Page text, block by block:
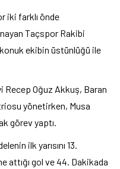
iki farklı önde
Taçspor Rakibi
ekibin üstünlüğü ile
Recep Oğuz Akkuş, Baran
yönetirken, Musa
görev yaptı.
ilk yarısını 13.
attığı gol ve 44. Dakikada